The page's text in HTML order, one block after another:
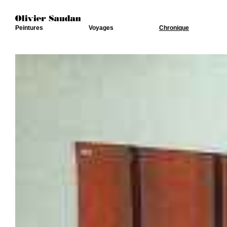
Peintures Voyages Chronique